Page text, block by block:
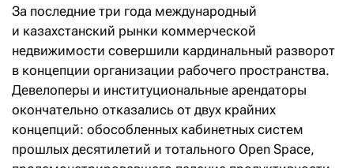
За последние три года международный
и казахстанский рынки коммерческой
недвижимости совершили кардинальный разворот
в концепции организации рабочего пространства.
Девелоперы и институциональные арендаторы
окончательно отказались от двух крайних
концепций: обособленных кабинетных систем
прошлых десятилетий и тотального Open Space,